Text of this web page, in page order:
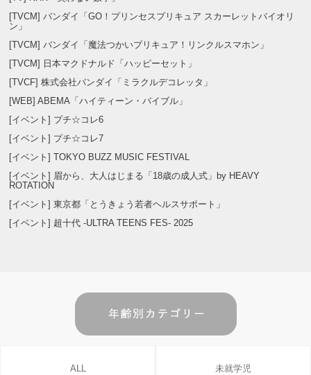
[TVCM] バンダイ「GO！プリンセスプリキュア スカーレットバイオリ
ン」
[TVCM] バンダイ「魔法つかいプリキュア！リンクルスマホン」
[TVCM] 日本マクドナルド「ハッピーセット」
[TVCF] 株式会社バンダイ「ミラクルデコレッタ」
[WEB] ABEMA「ハイティーン・バイブル」
[イベント] プチ☆コレ6
[イベント] プチ☆コレ7
[イベント] TOKYO BUZZ MUSIC FESTIVAL
[イベント] 眉から、大人はじまる「18歳の成人式」by HEAVY
ROTATION
[イベント] 東京都「とうきょう若者ヘルスサポート」
[イベント] 超十代 -ULTRA TEENS FES- 2025
ALL 未就学児